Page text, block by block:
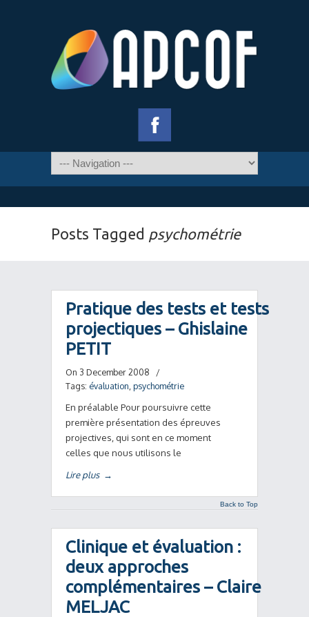
Posts Tagged psychométrie
Pratique des tests et tests
projectiques – Ghislaine
PETIT
On 3 December 2008
/
Tags: évaluation psychométrie
En préalable Pour poursuivre cette
première présentation des épreuves
projectives, qui sont en ce moment
celles que nous utilisons le
Lire plus →
Back to Top
Clinique et évaluation :
deux approches
complémentaires – Claire
MELJAC